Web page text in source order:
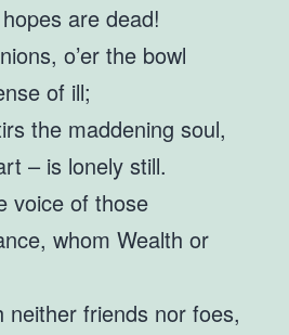
are dead!
o’er the bowl
of ill;
the maddening soul,
– is lonely still.
voice of those
whom Wealth or
neither friends nor foes,